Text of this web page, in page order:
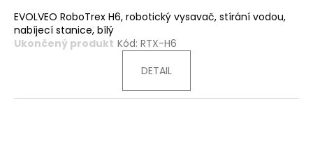
EVOLVEO RoboTrex H6, robotický vysavač, stírání vodou,
nabíjecí stanice, bílý
Ukončený produkt Kód: RTX-H6
DETAIL